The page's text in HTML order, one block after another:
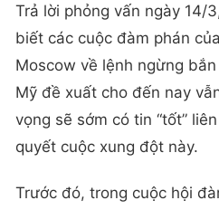
Trả lời phỏng vấn ngày 14/
biết các cuộc đàm phán
Moscow về lệnh ngừng
Mỹ đề xuất cho đến nay
vọng sẽ sớm có tin “tốt”
quyết cuộc xung đột này.
Trước đó, trong cuộc hội